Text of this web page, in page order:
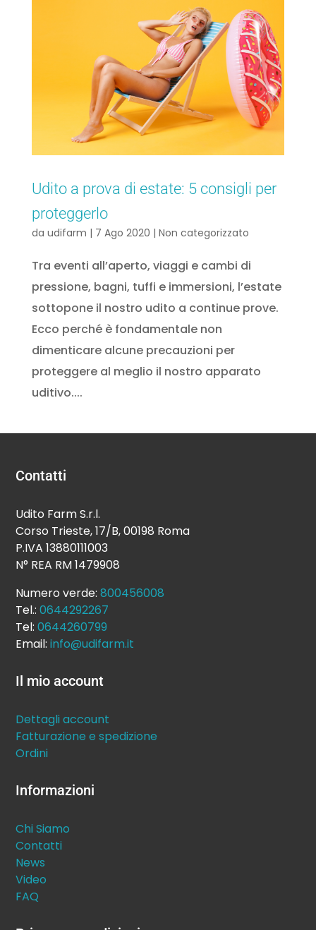
Udito a prova di estate: 5 consigli per
proteggerlo
da udifarm | 7 Ago 2020 | Non categorizzato
Tra eventi all’aperto, viaggi e cambi di
pressione, bagni, tuffi e immersioni, l’estate
sottopone il nostro udito a continue prove.
Ecco perché è fondamentale non
dimenticare alcune precauzioni per
proteggere al meglio il nostro apparato
uditivo....
Contatti
Udito Farm S.r.l.
Corso Trieste, 17/B, 00198 Roma
P.IVA 13880111003
N° REA RM 1479908
Numero verde:800456008
Tel.:0644292267
Tel:0644260799
Email:info@udifarm.it
Il mio account
Dettagli account
Fatturazione e spedizione
Ordini
Informazioni
Chi Siamo
Contatti
News
Video
FAQ